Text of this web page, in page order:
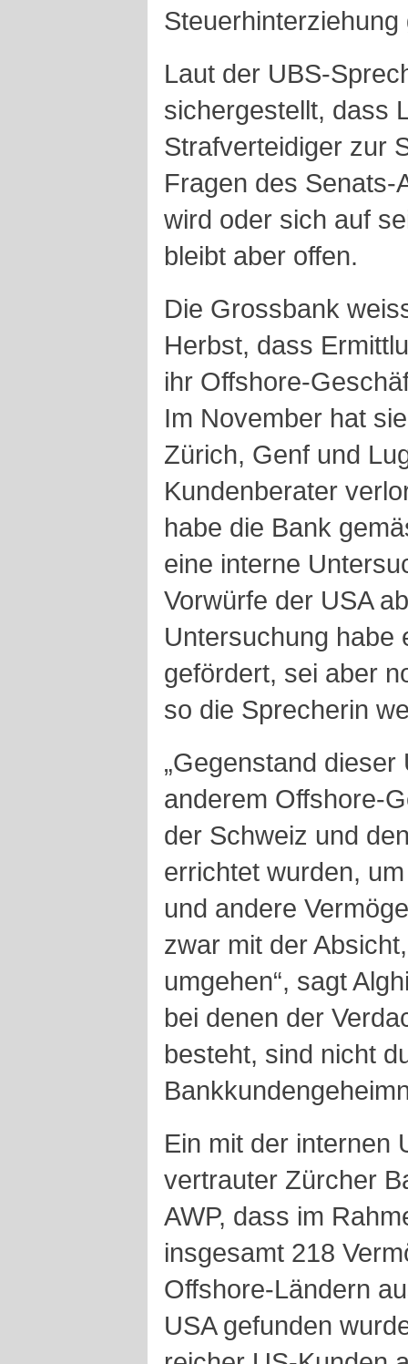
Laut der UBS-
sichergestellt, dass
Strafverteidiger zur
Fragen des
wird oder sich auf
bleibt aber offen.
Die Grossbank
Herbst, dass
ihr Offshore-
Im November hat
Zürich, Genf und
Kundenberater
habe die Bank
eine interne
Vorwürfe der USA
Untersuchung habe
gefördert, sei aber
so die Sprecherin
„Gegenstand
anderem Offshore-
der Schweiz und
errichtet wurden,
und andere
zwar mit der
umgehen“, sagt
bei denen der
besteht, sind nicht
Ein mit der internen
vertrauter Zürcher
AWP, dass im
insgesamt 218
Offshore-Ländern
USA gefunden